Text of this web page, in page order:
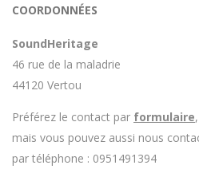
Avoir ce genre d'explication
rendez le matériel.
COORDONNÉES
SoundHeritage
46 rue de la maladrie
44120 Vertou
Préférez le contact par formulaire,
mais vous pouvez aussi nous
par téléphone : 0951491394